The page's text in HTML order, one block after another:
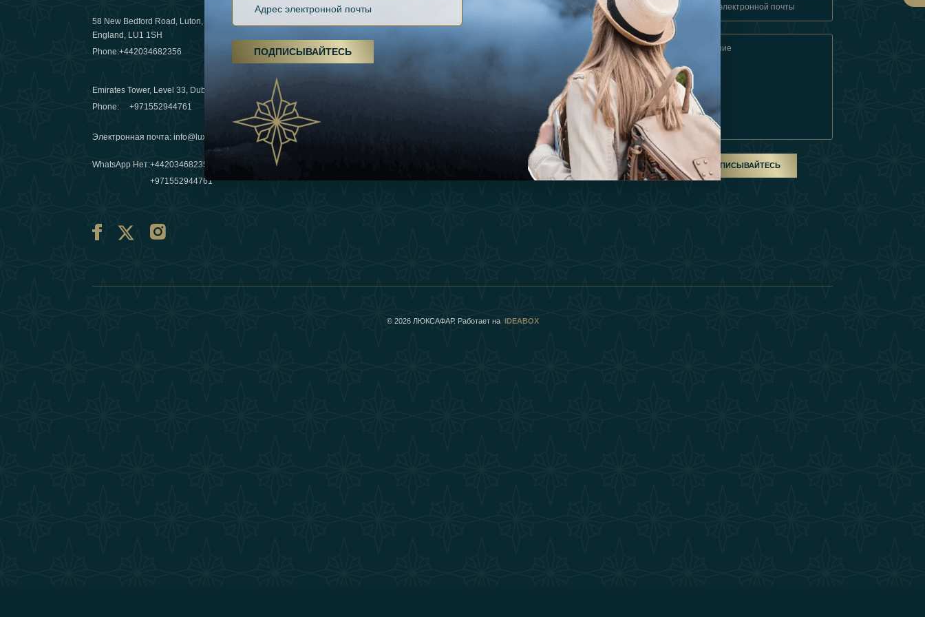
58 New Bedford Road, Luton,
England, LU1 1SH
Phone:+442034682356
Emirates Tower, Level 33, Dubai, UAE
Phone:+971552944761
Электронная почта:info@luxafar.com
WhatsApp Нет:+442034682356
+971552944761
Пешие походы, спа-процедуры и йога: ОАЭ
становятся велнес-центром
03 April 2025
Зимние путешествия для
путешественников из Эмиратов:
переопределение роскошного путешествия
10 March 2025
Вдохновения
Опыт
Файлов Cookie
Положения И Условия
Станьте Партнером
Our Team
ПОДПИСЫВАЙТЕСЬ
© 2026 ЛЮКСАФАР. Работает на IDEABOX
ПОДПИСЫВАЙТЕСЬ